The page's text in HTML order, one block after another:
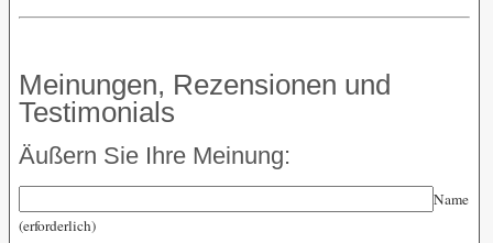
Meinungen, Rezensionen und
Testimonials
Äußern Sie Ihre Meinung:
Name
(erforderlich)